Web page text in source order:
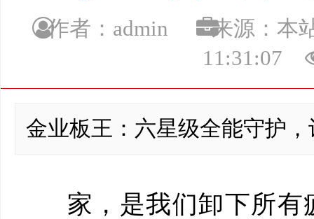
作者：admin
来源：
11:31:07
金业板王：六星级全能守护
家，是我们卸下所有